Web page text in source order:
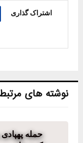
اشتراک گذاری
نوشته های
حمله